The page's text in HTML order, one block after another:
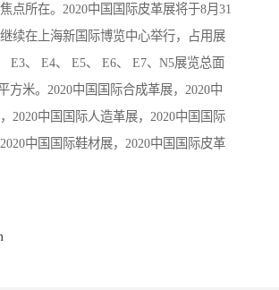
点所在。2020中国国际皮革展将于8月31
续在上海新国际博览中心举行，占用展
E3、 E4、 E5、 E6、 E7、N5展览总面
方米。2020中国国际合成革展，2020中
2020中国国际人造革展，2020中国国际
中国国际鞋材展，2020中国国际皮革